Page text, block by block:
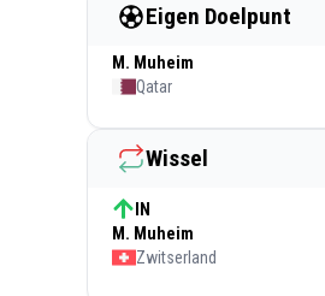
Eigen Doelpunt
M. Muheim
Qatar
Wissel
IN
M. Muheim
Zwitserland